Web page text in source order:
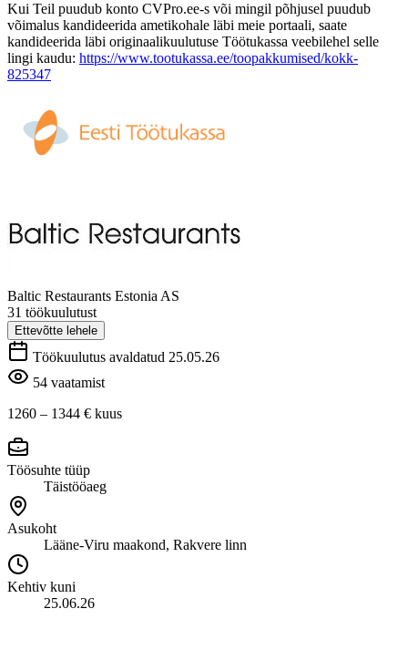
Kui Teil puudub konto CVPro.ee-s või mingil põhjusel puudub
võimalus kandideerida ametikohale läbi meie portaali, saate
kandideerida läbi originaalikuulutuse Töötukassa veebilehel selle
lingi kaudu: https://www.tootukassa.ee/toopakkumised/kokk-
825347
Baltic Restaurants Estonia AS
31 töökuulutust
Ettevõtte lehele
Töökuulutus avaldatud 25.05.26
54 vaatamist
1260 – 1344 € kuus
Töösuhte tüüp
Täistööaeg
Asukoht
Lääne-Viru maakond, Rakvere linn
Kehtiv kuni
25.06.26